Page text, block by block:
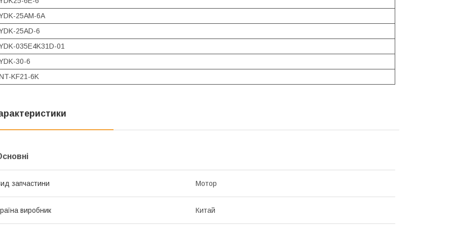
25AM-6A
25AD-6
035E4K31D-01
30-6
KF21-6K
запчастини Мотор
виробник Китай